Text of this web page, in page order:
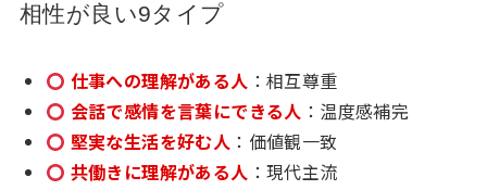
相性が良い9タイプ
仕事への理解がある人 ：相互尊重
会話で感情を言葉にできる人 ：温度感補完
堅実な生活を好む人 ：価値観一致
共働きに理解がある人 ：現代主流